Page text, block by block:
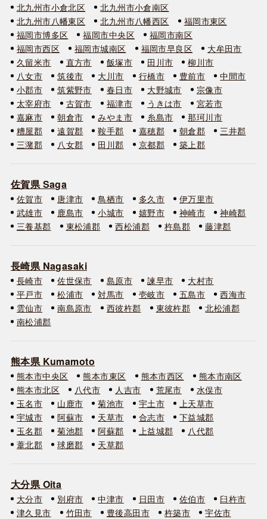
北九州市小倉北区
北九州市小倉南区
北九州市八幡東区
北九州市八幡西区
福岡市東区
福岡市博多区
福岡市中央区
福岡市南区
福岡市西区
福岡市城南区 福岡市早良区
大牟田市
久留米市
直方市 飯塚市 田川市
柳川市
八女市
筑後市 大川市 行橋市 豊前市
中間市
小郡市
筑紫野市 春日市 大野城市
宗像市
太宰府市
古賀市 福津市 うきは市
宮若市
嘉麻市
朝倉市 みやま市 糸島市
那珂川市
糟屋郡
遠賀郡 鞍手郡 嘉穂郡 朝倉郡
三井郡
三潴郡
八女郡 田川郡 京都郡 築上郡
佐賀県 Saga
佐賀市 唐津市 鳥栖市 多久市
伊万里市
武雄市
鹿島市 小城市 嬉野市 神崎市
神崎郡
三養基郡
東松浦郡 西松浦郡 杵島郡 藤津郡
長崎県 Nagasaki
長崎市 佐世保市 島原市 諫早市
大村市
平戸市
松浦市 対馬市 壱岐市 五島市
西海市
雲仙市
南島原市 西彼杵郡 東彼杵郡
北松浦郡
南松浦郡
熊本県 Kumamoto
熊本市中央区 熊本市東区 熊本市西区
熊本市南区
熊本市北区
八代市 人吉市 荒尾市
水俣市
玉名市
山鹿市 菊池市 宇土市
上天草市
宇城市
阿蘇市 天草市 合志市
下益城郡
玉名郡
菊池郡 阿蘇郡 上益城郡
八代郡
葦北郡
球磨郡 天草郡
大分県 Oita
大分市 別府市 中津市 日田市 佐伯市
臼杵市
津久見市
竹田市 豊後高田市 杵築市
宇佐市